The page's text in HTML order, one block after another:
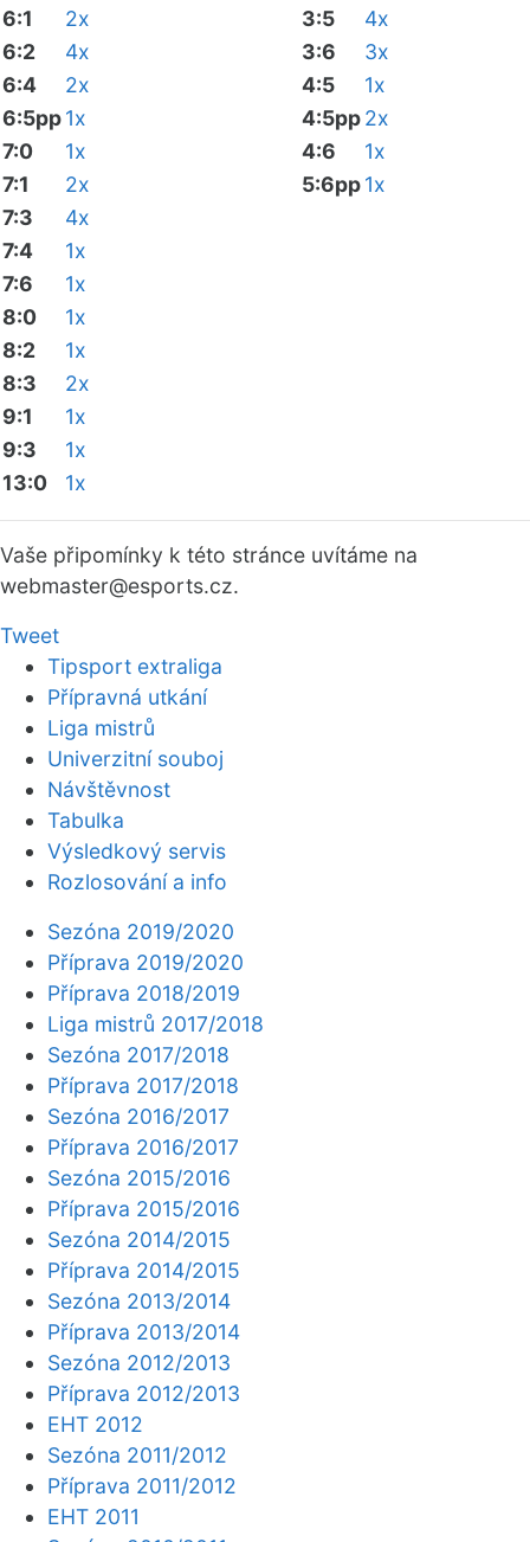
6:1
2x
6:2
4x
6:4
2x
6:5pp1x
7:0
1x
7:1
2x
7:3
4x
7:4
1x
7:6
1x
8:0
1x
8:2
1x
8:3
2x
9:1
1x
9:3
1x
13:0
1x
3:5
4x
3:6
3x
4:5
1x
4:5pp2x
4:6
1x
5:6pp1x
Vaše připomínky k této stránce uvítáme na
webmaster@esports.cz.
Tweet
Tipsport extraliga
Přípravná utkání
Liga mistrů
Univerzitní souboj
Návštěvnost
Tabulka
Výsledkový servis
Rozlosování a info
Sezóna 2019/2020
Příprava 2019/2020
Příprava 2018/2019
Liga mistrů 2017/2018
Sezóna 2017/2018
Příprava 2017/2018
Sezóna 2016/2017
Příprava 2016/2017
Sezóna 2015/2016
Příprava 2015/2016
Sezóna 2014/2015
Příprava 2014/2015
Sezóna 2013/2014
Příprava 2013/2014
Sezóna 2012/2013
Příprava 2012/2013
EHT 2012
Sezóna 2011/2012
Příprava 2011/2012
EHT 2011